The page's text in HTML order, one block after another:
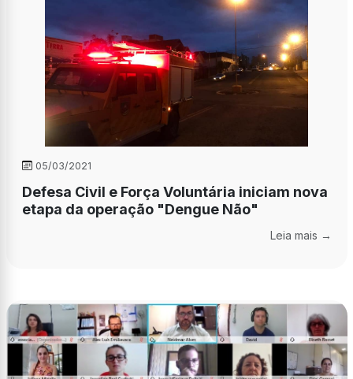
05/03/2021
Defesa Civil e Força Voluntária iniciam nova
etapa da operação "Dengue Não"
Leia mais →